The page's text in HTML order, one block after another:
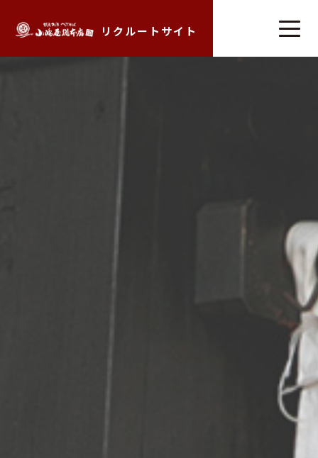
リクルートサイト